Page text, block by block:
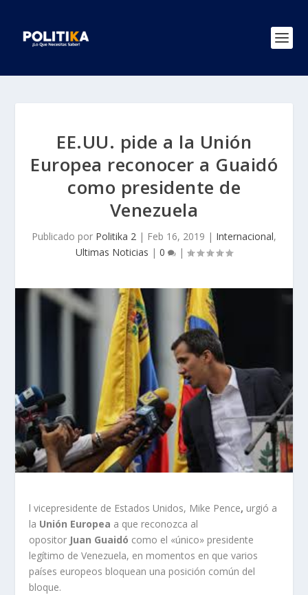
EE.UU. pide a la Unión
Europea reconocer a Guaidó
como presidente de
Venezuela
Publicado por Politika 2 | Feb 16, 2019 | Internacional,
Ultimas Noticias | 0 |
l vicepresidente de Estados Unidos, Mike Pence, urgió a
la Unión Europea a que reconozca al
opositor Juan Guaidó como el «único» presidente
legítimo de Venezuela, en momentos en que varios
países europeos bloquean una posición común del
bloque.